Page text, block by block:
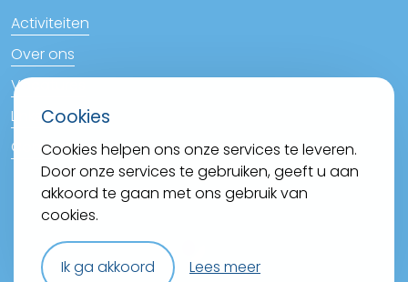
Activiteiten
Over ons
Vacatures
Links
Contact
Cookies
Cookies helpen ons onze services te leveren.
Door onze services te gebruiken, geeft u aan
akkoord te gaan met ons gebruik van
cookies.
Ik ga akkoord Lees meer